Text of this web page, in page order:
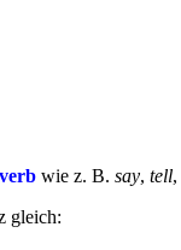
wie z. B. say, tell,
gleich: